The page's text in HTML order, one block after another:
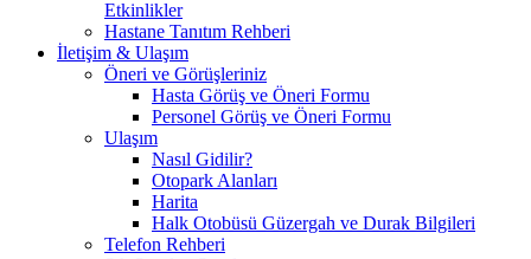
Etkinlikler
Hastane Tanıtım Rehberi
İletişim & Ulaşım
Öneri ve Görüşleriniz
Hasta Görüş ve Öneri Formu
Personel Görüş ve Öneri Formu
Ulaşım
Nasıl Gidilir?
Otopark Alanları
Harita
Halk Otobüsü Güzergah ve Durak Bilgileri
Telefon Rehberi